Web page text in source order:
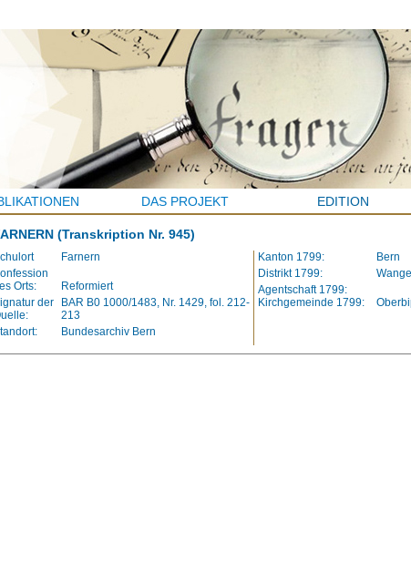
DAS PROJEKT EDITION
(Transkription Nr. 945)
Farnern
Orts:
Reformiert
der
BAR B0 1000/1483, Nr. 1429, fol. 212-
213
Bundesarchiv Bern
Kanton 1799:
Bern
Distrikt 1799:
Agentschaft 1799:
Kirchgemeinde 1799: